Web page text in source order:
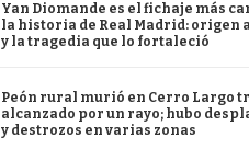
Yan Diomande es el fichaje más
la historia de Real Madrid: origen
y la tragedia que lo fortaleció
Peón rural murió en Cerro Largo
alcanzado por un rayo; hubo
y destrozos en varias zonas